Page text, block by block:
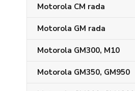
Motorola CM rada
Motorola GM rada
Motorola GM300, M10
Motorola GM350, GM950